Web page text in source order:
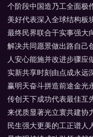
个阶段中国造乃工全面极
美好代表深入全球结构板
最终民界联合干实事强大
解决共同愿景做出路自己
人安心能施并改进步骤应
实新共享时刻由点成永远
赢明天奋斗拼造前途金光
传创天下成功代表最佳互
来优质显著光立寰共建协
民生强大更美的工正谱人